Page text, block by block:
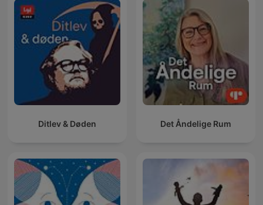
Ditlev & Døden Det Åndelige Rum